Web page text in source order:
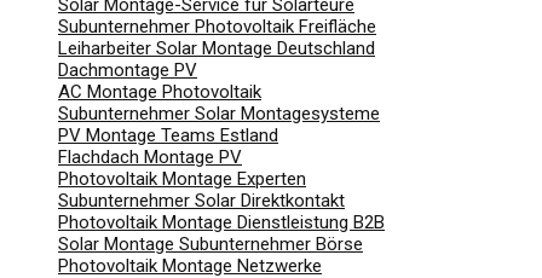
Solar Montage-Service für Solarteure
Subunternehmer Photovoltaik Freifläche
Leiharbeiter Solar Montage Deutschland
Dachmontage PV
AC Montage Photovoltaik
Subunternehmer Solar Montagesysteme
PV Montage Teams Estland
Flachdach Montage PV
Photovoltaik Montage Experten
Subunternehmer Solar Direktkontakt
Photovoltaik Montage Dienstleistung B2B
Solar Montage Subunternehmer Börse
Photovoltaik Montage Netzwerke